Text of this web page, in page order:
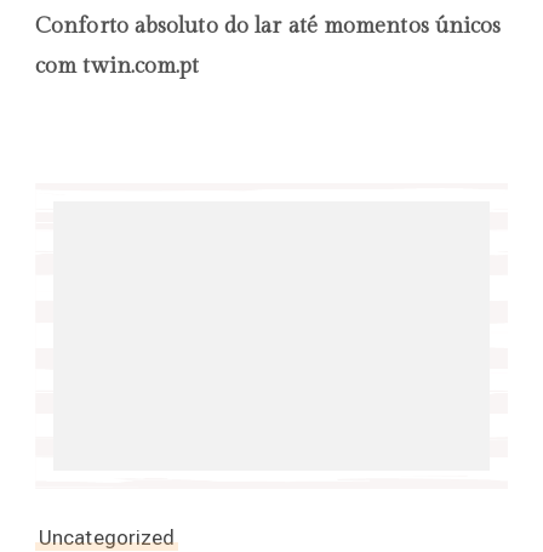
Conforto absoluto do lar até momentos únicos
com twin.com.pt
Uncategorized